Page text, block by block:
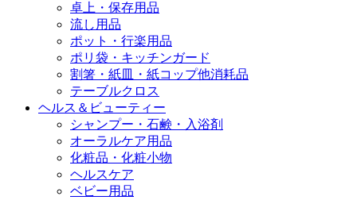
卓上・保存用品
流し用品
ポット・行楽用品
ポリ袋・キッチンガード
割箸・紙皿・紙コップ他消耗品
テーブルクロス
ヘルス＆ビューティー
シャンプー・石鹸・入浴剤
オーラルケア用品
化粧品・化粧小物
ヘルスケア
ベビー用品